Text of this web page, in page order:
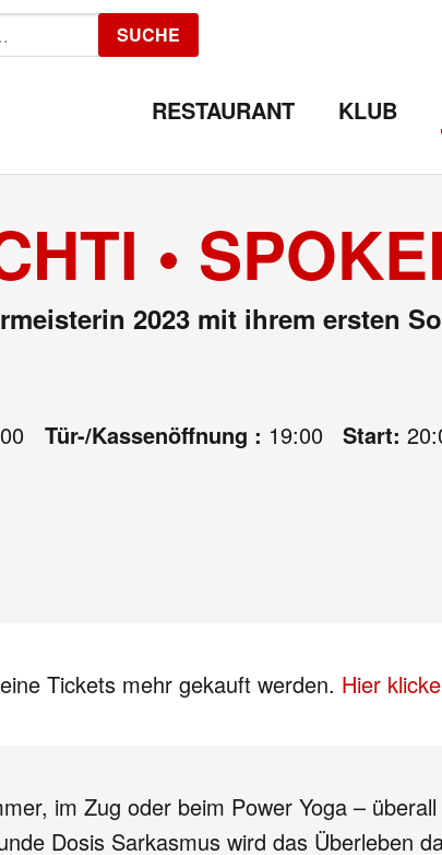
SUCHE
RESTAURANT KLUB
•
2023 mit ihrem ersten
Tür-/Kassenöffnung : 19:00 Start:
Tickets mehr gekauft werden. Hier
im Zug oder beim Power Yoga –
Dosis Sarkasmus wird das Überleben